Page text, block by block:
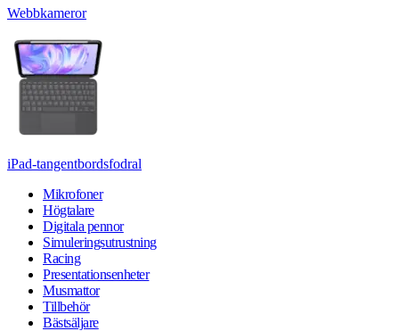
Webbkameror
iPad-tangentbordsfodral
Mikrofoner
Högtalare
Digitala pennor
Simuleringsutrustning
Racing
Presentationsenheter
Musmattor
Tillbehör
Bästsäljare